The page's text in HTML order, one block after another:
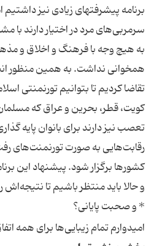
برنامه پیشرفتهای زیادی نیز داشتیم
سرمربی‌های مرد در اختیار دارند
به هیچ وجه با فرهنگ و اخلاق و
همخوانی نداشت. به همین منظور
تقاضا كردیم تا بتوانیم تورنمنتی
كویت، قطر، بحرین و عراق كه
تعصب نیز دارند برای بانوان پایه
رقابت‌هایی به صورت تورنمنت‌های
كشورها برگزار شود. پیشنهاد این
و حالا باید منتظر باشیم تا نتیجه‌اش
*‌ و صحبت پایانی؟
امیدوارم تمام زیبایی‌ها برای همه